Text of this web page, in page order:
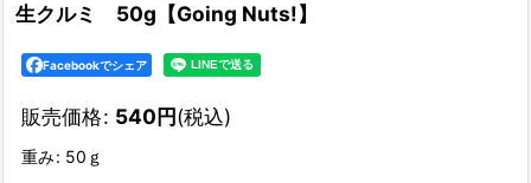
生クルミ 50g【Going Nuts!】
Facebookでシェア
販売価格: 540円(税込)
重み: 50ｇ